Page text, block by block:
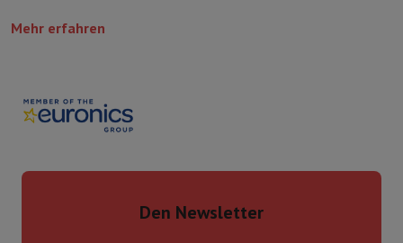
Mehr erfahren
Den Newsletter